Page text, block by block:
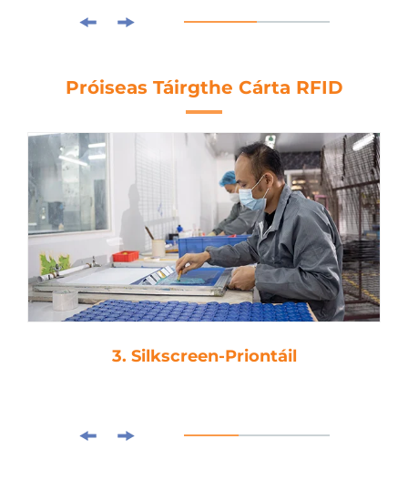
Próiseas Táirgthe Cárta RFID
3. Silkscreen-Priontáil